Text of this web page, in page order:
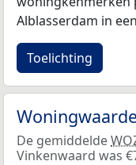
Alblasserdam in een
Toelichting
De gemiddelde
Vinkenwaard was